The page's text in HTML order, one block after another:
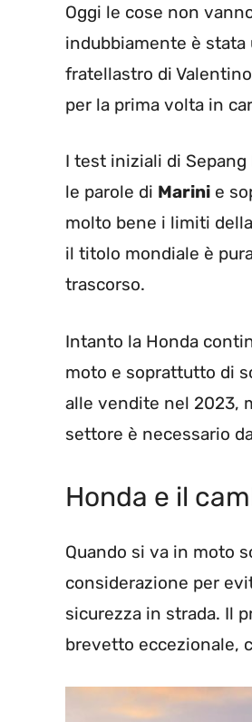
Oggi le cose non
indubbiamente è
fratellastro di
per la prima volta in
I test iniziali di
le parole di Marini e
molto bene i limiti
il titolo mondiale è
trascorso.
Intanto la Honda
moto e soprattutto di
alle vendite nel 2023,
settore è necessario
Honda e il
Quando si va in moto
considerazione per
sicurezza in strada. Il
brevetto eccezionale,